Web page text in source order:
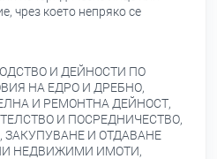
чрез което непряко се
И ДЕЙНОСТИ ПО
НА ЕДРО И ДРЕБНО,
И РЕМОНТНА ДЕЙНОСТ,
И ПОСРЕДНИЧЕСТВО,
И ОТДАВАНЕ
НЕДВИЖИМИ ИМОТИ,